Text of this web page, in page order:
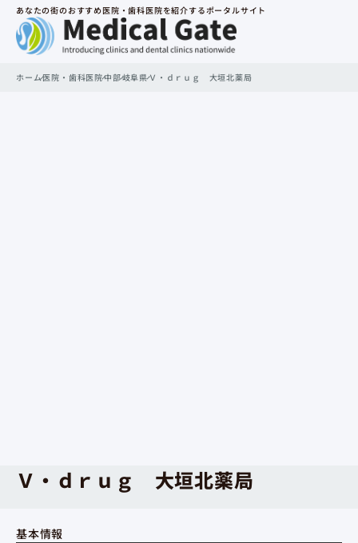
あなたの街のおすすめ医院・歯科医院を紹介するポータルサイト
ホーム医院・歯科医院中部岐阜県Ｖ・ｄｒｕｇ 大垣北薬局
Ｖ・ｄｒｕｇ 大垣北薬局
基本情報